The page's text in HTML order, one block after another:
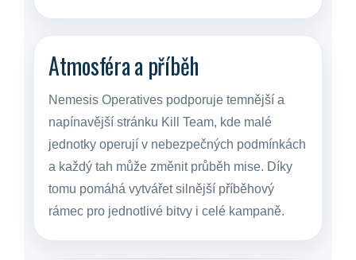
Atmosféra a příběh
Nemesis Operatives podporuje temnější a
napínavější stránku Kill Team, kde malé
jednotky operují v nebezpečných podmínkách
a každý tah může změnit průběh mise. Díky
tomu pomáhá vytvářet silnější příběhový
rámec pro jednotlivé bitvy i celé kampaně.